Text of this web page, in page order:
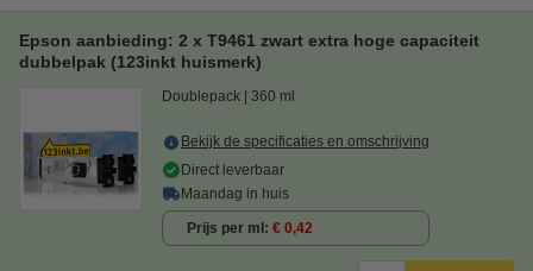
Epson aanbieding: 2 x T9461 zwart extra hoge capaciteit
dubbelpak (123inkt huismerk)
Doublepack 360 ml
Bekijk de specificaties en omschrijving
Direct leverbaar
Maandag in huis
Prijs per ml € 0,42